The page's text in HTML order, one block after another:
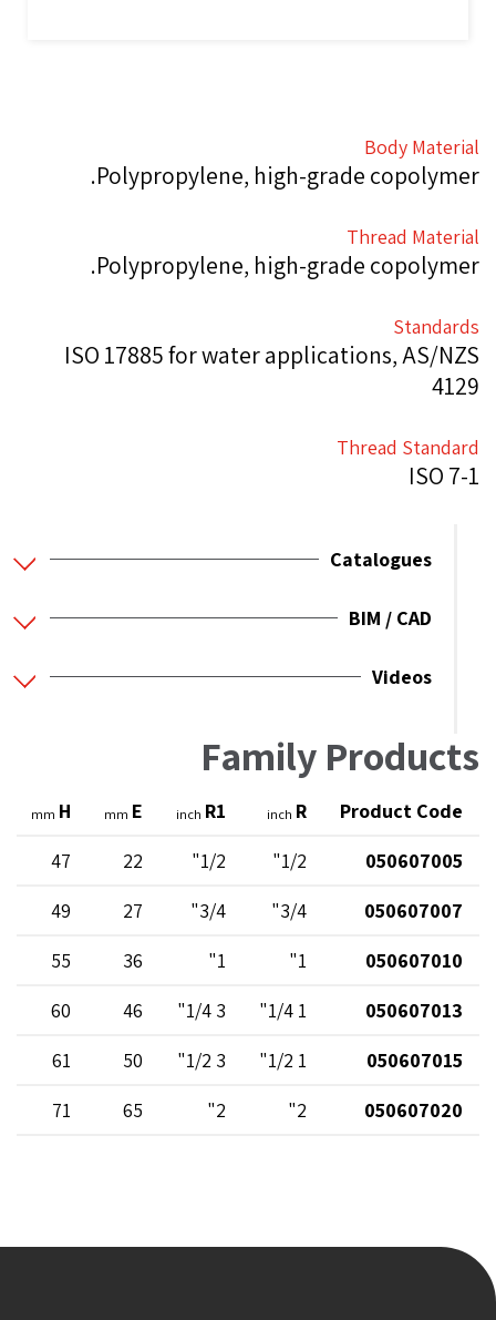
Body Material
Polypropylene, high-grade copolymer.
Thread Material
Polypropylene, high-grade copolymer.
Standards
ISO 17885 for water applications, AS/NZS
4129
Thread Standard
ISO 7-1
Catalogues
BIM / CAD
Videos
Family Products
Product Code
R
inch
R1
inch
E
mm
H
mm
050607005
1/2"
1/2"
22
47
050607007
3/4"
3/4"
27
49
050607010
1"
1"
36
55
050607013
1 1/4"
3 1/4"
46
60
050607015
1 1/2"
3 1/2"
50
61
050607020
2"
2"
65
71